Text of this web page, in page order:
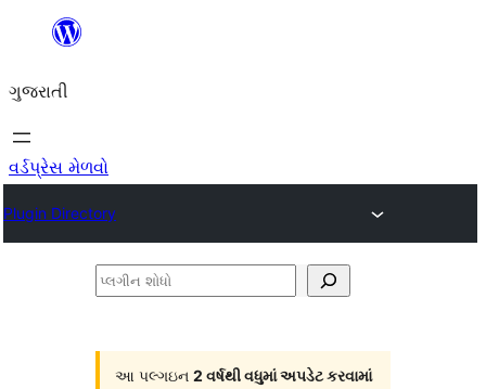
કંટેન્ટ(લખાણ)
જાઓ
ગુજરાતી
વર્ડપ્રેસ મેળવો
Plugin Directory
પ્લગીન
આ પલ્ગઇન 2 વર્ષથી વધુમાં અપડેટ કરવામાં